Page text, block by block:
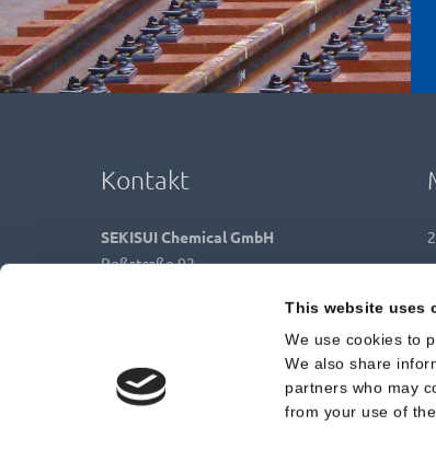
This website uses
We use cookies to
We also share
partners who may
from your use of
Kontakt
SEKISUI Chemical GmbH
Roßstraße 92
+49 211 36977 31
contact@sekisui-rail.com